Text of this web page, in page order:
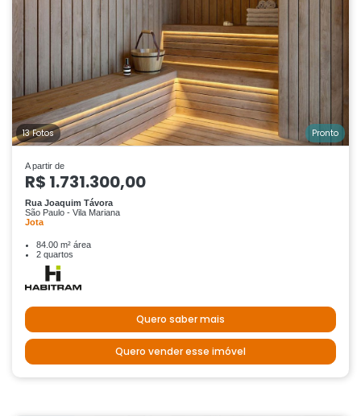
13 Fotos Pronto
A partir de
R$ 1.731.300,00
Rua Joaquim Távora
São Paulo - Vila Mariana
Jota
84.00 m² área
2 quartos
Quero saber mais
Quero vender esse imóvel